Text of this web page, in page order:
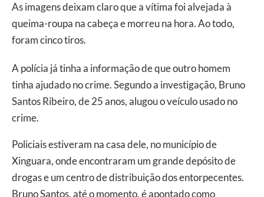
As imagens deixam claro que a vítima foi alvejada à
queima-roupa na cabeça e morreu na hora. Ao todo,
foram cinco tiros.
A polícia já tinha a informação de que outro homem
tinha ajudado no crime. Segundo a investigação, Bruno
Santos Ribeiro, de 25 anos, alugou o veículo usado no
crime.
Policiais estiveram na casa dele, no município de
Xinguara, onde encontraram um grande depósito de
drogas e um centro de distribuição dos entorpecentes.
Bruno Santos, até o momento, é apontado como